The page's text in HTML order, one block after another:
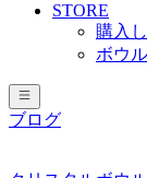
STORE
購入
ボウ
ブログ